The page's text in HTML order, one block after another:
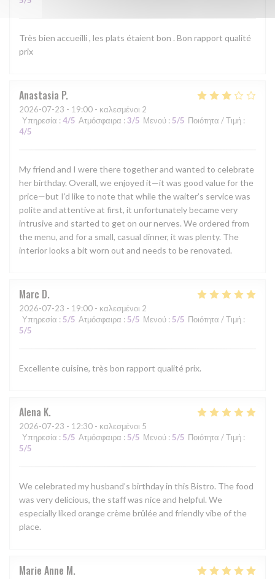
Très bien accueilli , les plats étaient bon . Bon rapport qualité
prix
Anastasia P
2026-07-23 - 19:00 - καλεσμένοι 2
Υπηρεσία : 4/5 Ατμόσφαιρα : 3/5 Μενού : 5/5 Ποιότητα / Τιμή :
4/5
My friend and I were there together and wanted to celebrate
her birthday. Overall, we enjoyed it—it was good value for the
price—but I’d like to note that while the waiter’s service was
polite and attentive at first, it unfortunately became very
intrusive and started to get on our nerves. We ordered from
the menu, and for a small, casual dinner, it was plenty. The
interior looks a bit worn out and needs to be renovated.
Marc D
2026-07-23 - 19:00 - καλεσμένοι 2
Υπηρεσία : 5/5 Ατμόσφαιρα : 5/5 Μενού : 5/5 Ποιότητα / Τιμή :
5/5
Excellente cuisine, très bon rapport qualité prix.
Alena K
2026-07-23 - 12:30 - καλεσμένοι 5
Υπηρεσία : 5/5 Ατμόσφαιρα : 5/5 Μενού : 5/5 Ποιότητα / Τιμή :
5/5
We celebrated my husband’s birthday in this Bistro. The food
was very delicious, the staff was nice and helpful. We
especially liked orange crème brûlée and friendly vibe of the
place.
Marie Anne M